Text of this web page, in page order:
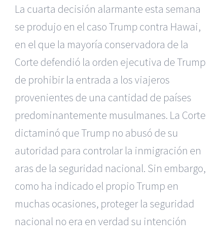
La cuarta decisión alarmante esta semana
se produjo en el caso Trump contra Hawai,
en el que la mayoría conservadora de la
Corte defendió la orden ejecutiva de Trump
de prohibir la entrada a los viajeros
provenientes de una cantidad de países
predominantemente musulmanes. La Corte
dictaminó que Trump no abusó de su
autoridad para controlar la inmigración en
aras de la seguridad nacional. Sin embargo,
como ha indicado el propio Trump en
muchas ocasiones, proteger la seguridad
nacional no era en verdad su intención